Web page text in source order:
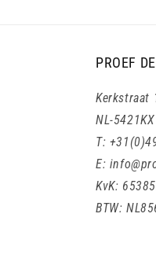
PROEF
Kerkstraat
NL-5421KX
T:
E:
KvK:
BTW: